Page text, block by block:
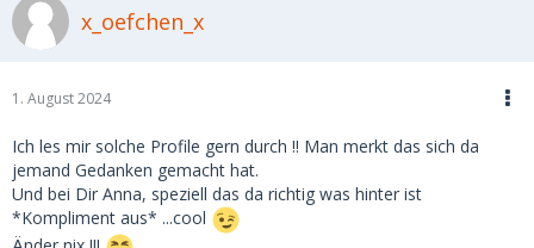
x_oefchen_x
1. August 2024
Ich les mir solche Profile gern durch !! Man merkt das sich da
jemand Gedanken gemacht hat.
Und bei Dir Anna, speziell das da richtig was hinter ist
*Kompliment aus* ...cool